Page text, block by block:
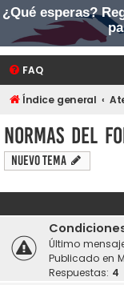
¿Qué esperas?
El primer foro hípico
FAQ
Índice general
NORMAS DEL
Nuevo Tema
Último
Publicado en
Respuestas: 4